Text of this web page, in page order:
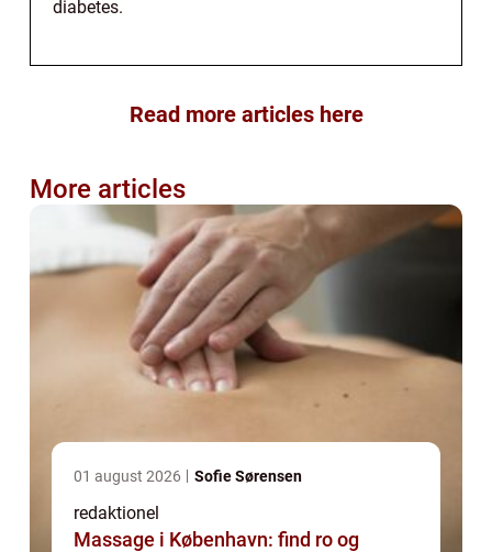
diabetes.
Read more articles here
More articles
01 august 2026 Sofie Sørensen
redaktionel
Massage i København: find ro og